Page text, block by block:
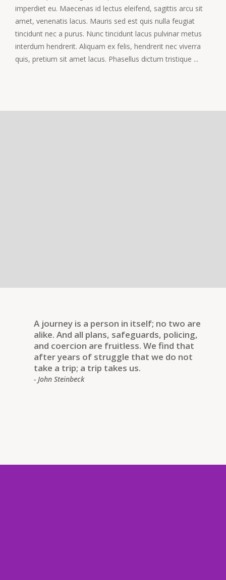
imperdiet eu. Maecenas id lectus eleifend, sagittis arcu sit
amet, venenatis lacus. Mauris sed est quis nulla feugiat
tincidunt nec a purus. Nunc tincidunt lacus pulvinar metus
interdum hendrerit. Aliquam ex felis, hendrerit nec viverra
quis, pretium sit amet lacus. Phasellus dictum tristique ...
A journey is a person in itself; no two are
alike. And all plans, safeguards, policing,
and coercion are fruitless. We find that
after years of struggle that we do not
take a trip; a trip takes us.
- John Steinbeck